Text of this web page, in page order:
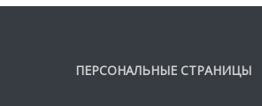
ПЕРСОНАЛЬНЫЕ СТРАНИЦЫ